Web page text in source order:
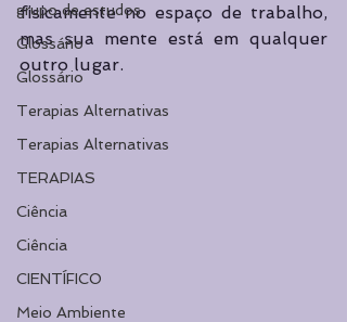
grupo de estudos
Glossário
Glossário
Terapias Alternativas
Terapias Alternativas
TERAPIAS
Ciência
Ciência
CIENTÍFICO
Meio Ambiente
fisicamente no espaço de trabalho,
mas sua mente está em qualquer
outro lugar.